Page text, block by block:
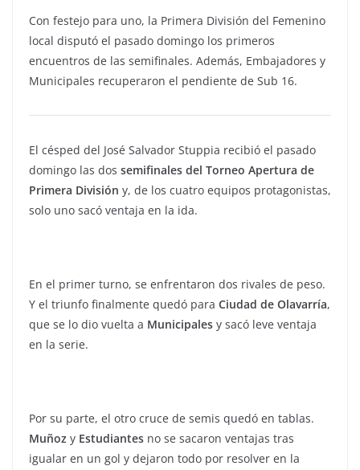
Con festejo para uno, la Primera División del Femenino
local disputó el pasado domingo los primeros
encuentros de las semifinales. Además, Embajadores y
Municipales recuperaron el pendiente de Sub 16.
El césped del José Salvador Stuppia recibió el pasado
domingo las dos semifinales del Torneo Apertura de
Primera División y, de los cuatro equipos protagonistas,
solo uno sacó ventaja en la ida.
En el primer turno, se enfrentaron dos rivales de peso.
Y el triunfo finalmente quedó para Ciudad de Olavarría,
que se lo dio vuelta a Municipales y sacó leve ventaja
en la serie.
Por su parte, el otro cruce de semis quedó en tablas.
Muñoz y Estudiantes no se sacaron ventajas tras
igualar en un gol y dejaron todo por resolver en la